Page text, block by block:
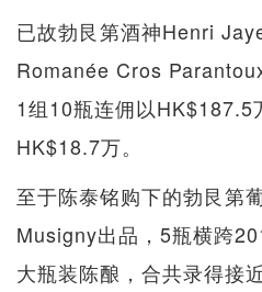
已故勃艮第酒神Henri
Romanée Cros
1组10瓶连佣以HK$187.5
HK$18.7万。
至于陈泰铭购下的勃艮第
Musigny出品，5瓶横跨
大瓶装陈酿，合共录得接